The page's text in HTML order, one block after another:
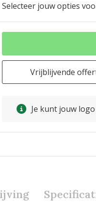
Selecteer jouw opties
Vrijblijvende
Je kunt jouw